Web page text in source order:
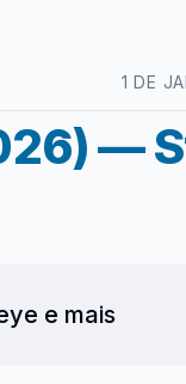
1 DE
—
e mais